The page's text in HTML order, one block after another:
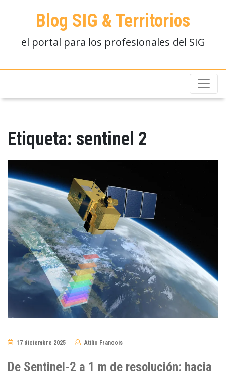
Blog SIG & Territorios
el portal para los profesionales del SIG
Etiqueta: sentinel 2
17 diciembre 2025 Atilio Francois
De Sentinel-2 a 1 m de resolución: hacia